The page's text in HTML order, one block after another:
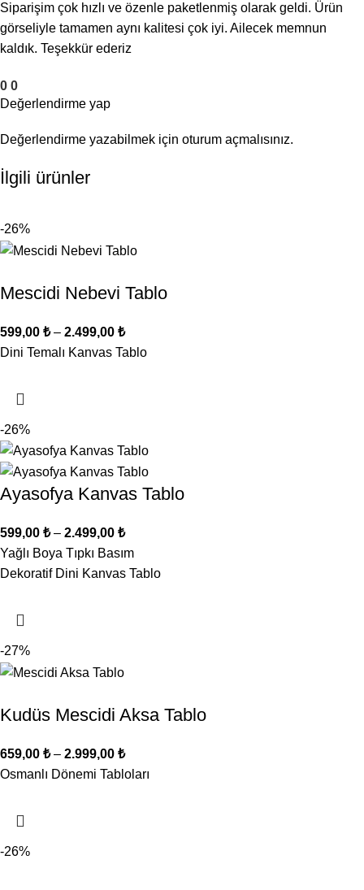
Siparişim çok hızlı ve özenle paketlenmiş olarak geldi. Ürün
görseliyle tamamen aynı kalitesi çok iyi. Ailecek memnun
kaldık. Teşekkür ederiz
0 0
Değerlendirme yap
Değerlendirme yazabilmek için oturum açmalısınız.
İlgili ürünler
-26%
Mescidi Nebevi Tablo
599,00 ₺ – 2.499,00 ₺
Dini Temalı Kanvas Tablo
-26%
Ayasofya Kanvas Tablo
599,00 ₺ – 2.499,00 ₺
Yağlı Boya Tıpkı Basım
Dekoratif Dini Kanvas Tablo
-27%
Kudüs Mescidi Aksa Tablo
659,00 ₺ – 2.999,00 ₺
Osmanlı Dönemi Tabloları
-26%